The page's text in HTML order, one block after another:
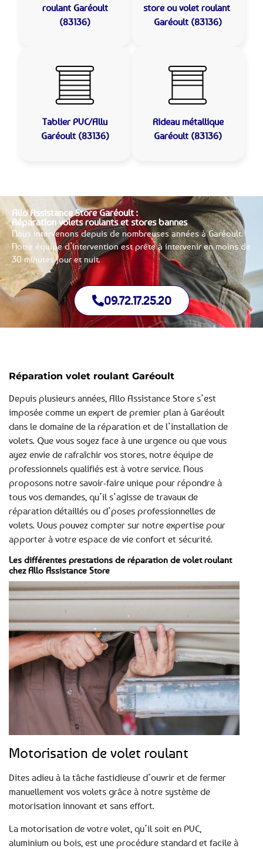
roulant Garéoult
(83136)
store ou volet roulant
Garéoult (83136)
Tablier PVC/Allu
Garéoult (83136)
Rideau métallique
Garéoult (83136)
Allo Assistance Store Garéoult :
Réparation volets roulants et stores bannes
Nous intervenons depuis de nombreuses années à Garéoult.
Notre équipe d’intervention est prête à intervenir en moins de
30 minutes jour et nuit.
09.72.17.25.20
Réparation volet roulant Garéoult
Depuis plusieurs années, Allo Assistance Store s’est
imposée comme un expert de premier plan à Garéoult
dans le domaine de la réparation et de l’installation de
volets. Que vous soyez face à une urgence ou que vous
ayez envie de rafraîchir vos stores, notre équipe de
professionnels qualifiés est à votre service. Nous
proposons notre savoir-faire unique pour répondre à
tous vos demandes, qu’il s’agisse de travaux de
réparation détaillés ou d’poses professionnelles de
volets. Vous pouvez compter sur notre expertise pour
apporter à votre espace de vie confort et sécurité.
Les différentes prestations de réparation de volet roulant
chez Allo Assistance Store
Motorisation de volet roulant
Dites adieu à la tâche fastidieuse d’ouvrir et de fermer
manuellement vos volets grâce à notre système de
motorisation innovant et sans effort.
La motorisation de votre volet, qu’il soit en PVC,
aluminium ou bois, est une procédure standard et facile à